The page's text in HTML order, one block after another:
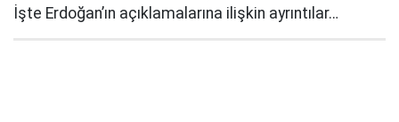
İşte Erdoğan’ın açıklamalarına ilişkin ayrıntılar…